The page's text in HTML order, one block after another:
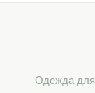
Одежда для